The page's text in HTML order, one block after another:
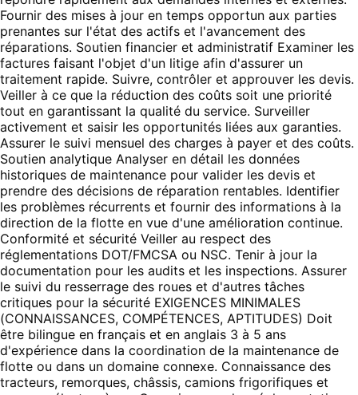
Fournir des mises à jour en temps opportun aux parties
prenantes sur l'état des actifs et l'avancement des
réparations. Soutien financier et administratif Examiner les
factures faisant l'objet d'un litige afin d'assurer un
traitement rapide. Suivre, contrôler et approuver les devis.
Veiller à ce que la réduction des coûts soit une priorité
tout en garantissant la qualité du service. Surveiller
activement et saisir les opportunités liées aux garanties.
Assurer le suivi mensuel des charges à payer et des coûts.
Soutien analytique Analyser en détail les données
historiques de maintenance pour valider les devis et
prendre des décisions de réparation rentables. Identifier
les problèmes récurrents et fournir des informations à la
direction de la flotte en vue d'une amélioration continue.
Conformité et sécurité Veiller au respect des
réglementations DOT/FMCSA ou NSC. Tenir à jour la
documentation pour les audits et les inspections. Assurer
le suivi du resserrage des roues et d'autres tâches
critiques pour la sécurité EXIGENCES MINIMALES
(CONNAISSANCES, COMPÉTENCES, APTITUDES) Doit
être bilingue en français et en anglais 3 à 5 ans
d'expérience dans la coordination de la maintenance de
flotte ou dans un domaine connexe. Connaissance des
tracteurs, remorques, châssis, camions frigorifiques et